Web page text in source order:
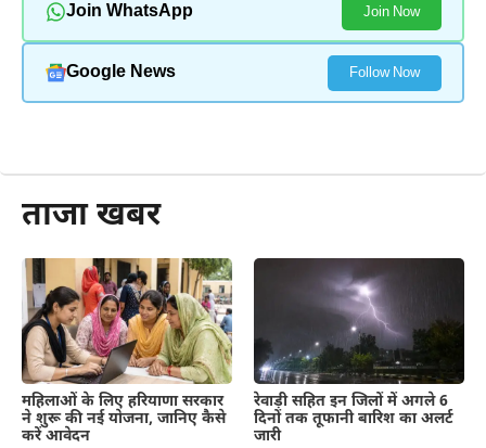
Join WhatsApp Join Now
Google News Follow Now
ताजा खबर
महिलाओं के लिए हरियाणा सरकार
ने शुरू की नई योजना, जानिए कैसे
करें आवेदन
रेवाड़ी सहित इन जिलों में अगले 6
दिनों तक तूफानी बारिश का अलर्ट
जारी